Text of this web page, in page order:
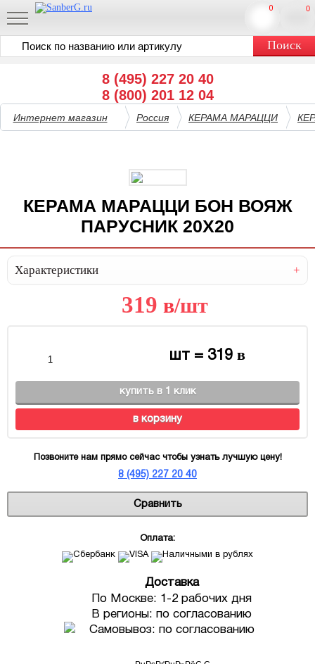
8 (495) 227 20 40
8 (800) 201 12 04
0
0
Интернет магазин Россия КЕРАМА МАРАЦЦИ
КЕРАМА МАРАЦЦИ БОН ВОЯЖ
ПАРУСНИК 20Х20
Характеристики
319 в/шт
шт = 319в
купить в 1 клик
в корзину
Позвоните нам прямо сейчас чтобы узнать лучшую цену!
8 (495) 227 20 40
Сравнить
Оплата:
Доставка
По Москве: 1-2 рабочих дня
В регионы: по согласованию
Самовывоз: по согласованию